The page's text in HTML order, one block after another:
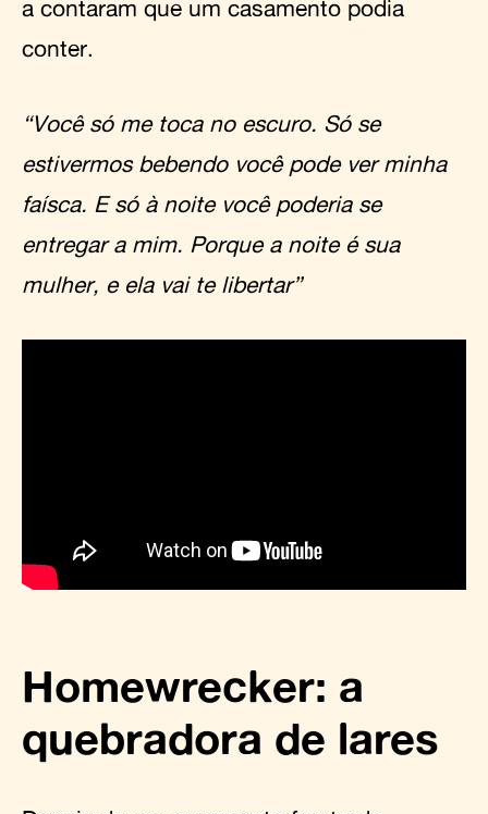
a contaram que um casamento podia
conter.
“Você só me toca no escuro. Só se
estivermos bebendo você pode ver minha
faísca. E só à noite você poderia se
entregar a mim. Porque a noite é sua
mulher, e ela vai te libertar”
Homewrecker: a
quebradora de lares